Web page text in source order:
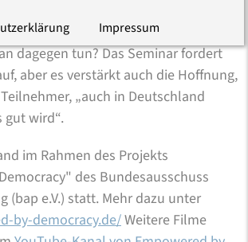
Wie entsteht Diskriminierung
dagegen tun? Das Seminar fordert
aber es verstärkt auch die Hoffnung,
„auch in Deutschland
gut wird“.
im Rahmen des Projekts
des Bundesausschuss
(bap e.V.) statt. Mehr dazu unter
by-democracy.de/Weitere Filme
Impressum